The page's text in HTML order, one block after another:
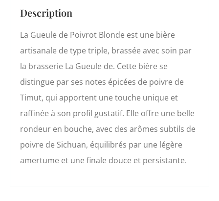
Description
La Gueule de Poivrot Blonde est une bière
artisanale de type triple, brassée avec soin par
la brasserie La Gueule de. Cette bière se
distingue par ses notes épicées de poivre de
Timut, qui apportent une touche unique et
raffinée à son profil gustatif. Elle offre une belle
rondeur en bouche, avec des arômes subtils de
poivre de Sichuan, équilibrés par une légère
amertume et une finale douce et persistante.